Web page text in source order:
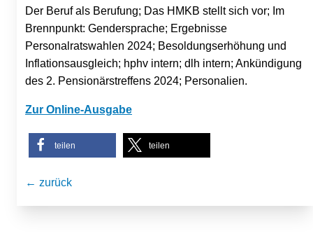
Der Beruf als Berufung; Das HMKB stellt sich vor; Im
Brennpunkt: Gendersprache; Ergebnisse
Personalratswahlen 2024; Besoldungserhöhung und
Inflationsausgleich; hphv intern; dlh intern; Ankündigung
des 2. Pensionärstreffens 2024; Personalien.
Zur Online-Ausgabe
teilen teilen
← zurück